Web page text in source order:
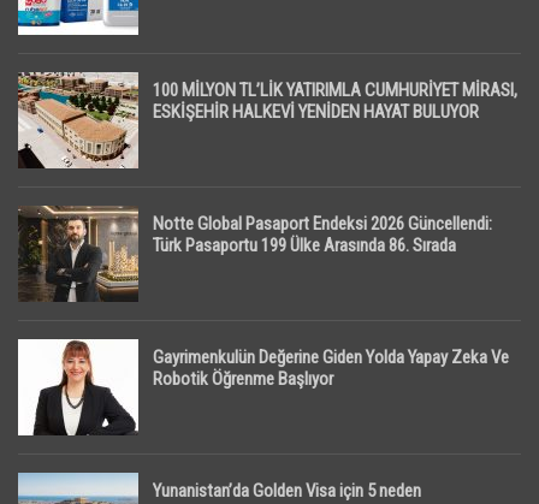
100 MİLYON TL’LİK YATIRIMLA CUMHURİYET MİRASI,
ESKİŞEHİR HALKEVİ YENİDEN HAYAT BULUYOR
Notte Global Pasaport Endeksi 2026 Güncellendi:
Türk Pasaportu 199 Ülke Arasında 86. Sırada
Gayrimenkulün Değerine Giden Yolda Yapay Zeka Ve
Robotik Öğrenme Başlıyor
Yunanistan’da Golden Visa için 5 neden